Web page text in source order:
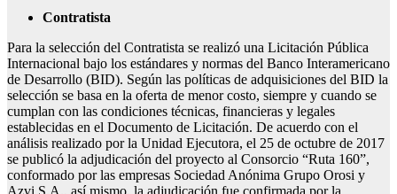
Contratista
Para la selección del Contratista se realizó una Licitación Pública
Internacional bajo los estándares y normas del Banco Interamericano
de Desarrollo (BID). Según las políticas de adquisiciones del BID la
selección se basa en la oferta de menor costo, siempre y cuando se
cumplan con las condiciones técnicas, financieras y legales
establecidas en el Documento de Licitación. De acuerdo con el
análisis realizado por la Unidad Ejecutora, el 25 de octubre de 2017
se publicó la adjudicación del proyecto al Consorcio “Ruta 160”,
conformado por las empresas Sociedad Anónima Grupo Orosi y